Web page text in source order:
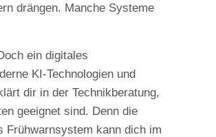
drängen. Manche Systeme
ein digitales
KI-Technologien und
dir in der Technikberatung,
geeignet sind. Denn die
kann dich im